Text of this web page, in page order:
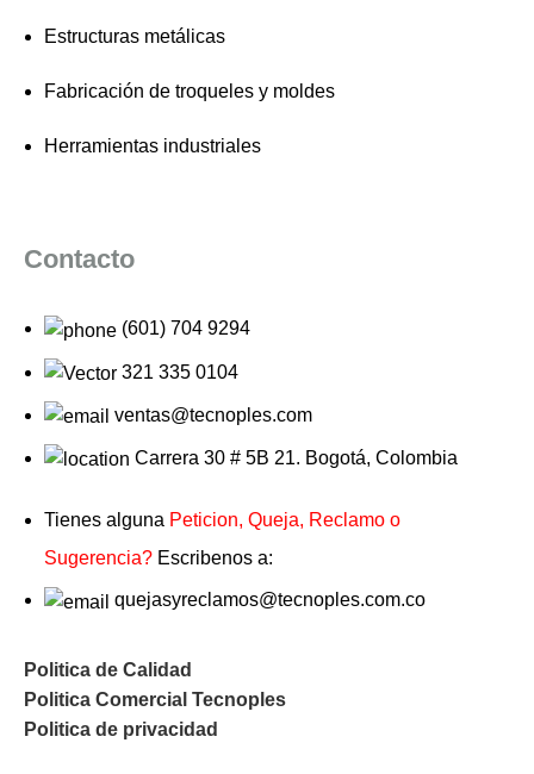
Estructuras metálicas
Fabricación de troqueles y moldes
Herramientas industriales
Contacto
(601) 704 9294
321 335 0104
ventas@tecnoples.com
Carrera 30 # 5B 21. Bogotá, Colombia
Tienes alguna Peticion, Queja, Reclamo o
Sugerencia? Escribenos a:
quejasyreclamos@tecnoples.com.co
Politica de Calidad
Politica Comercial Tecnoples
Politica de privacidad